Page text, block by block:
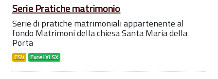
Serie Pratiche matrimonio
Serie di pratiche matrimoniali appartenente al
fondo Matrimoni della chiesa Santa Maria della
Porta
CSV Excel XLSX